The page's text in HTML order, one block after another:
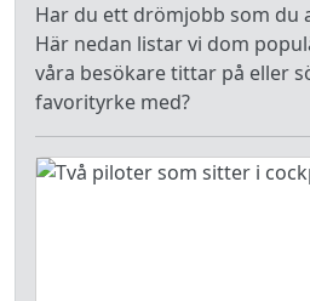
Har du ett drömjobb som du
Här nedan listar vi dom
våra besökare tittar på eller
favorityrke med?